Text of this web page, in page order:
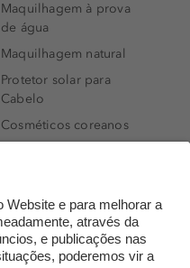
Maquilhagem à prova
de água
Maquilhagem natural
Protetor solar para
Cabelo
Cosméticos coreanos
Perfumes árabes
Novidades
Melhores Perfumes